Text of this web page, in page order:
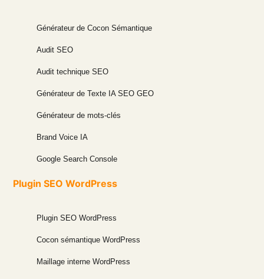
Générateur de Cocon Sémantique
Audit SEO
Audit technique SEO
Générateur de Texte IA SEO GEO
Générateur de mots-clés
Brand Voice IA
Google Search Console
Plugin SEO WordPress
Plugin SEO WordPress
Cocon sémantique WordPress
Maillage interne WordPress